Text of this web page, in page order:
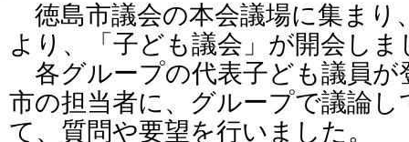
徳島市議会の本会議場に集まり
より、「子ども議会」が開会しま
各グループの代表子ども議員が
市の担当者に、グループで議論
て、質問や要望を行いました。